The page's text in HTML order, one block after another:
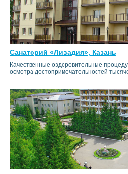
Санаторий «Ливадия», Казань
Качественные оздоровительные
осмотра достопримечательностей